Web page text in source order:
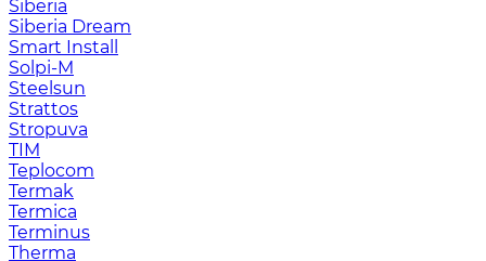
Siberia
Siberia Dream
Smart Install
Solpi-M
Steelsun
Strattos
Stropuva
TIM
Teplocom
Termak
Termica
Terminus
Therma